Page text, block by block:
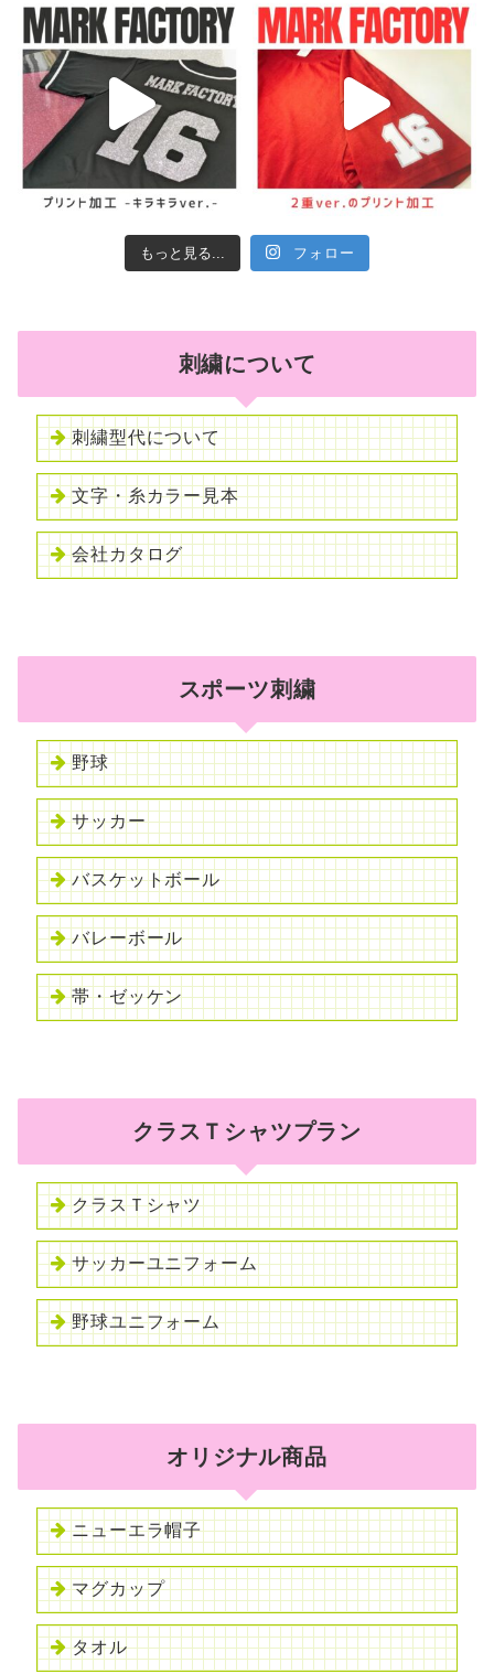
もっと見る... フォロー
刺繍について
刺繍型代について
文字・糸カラー見本
会社カタログ
スポーツ刺繍
野球
サッカー
バスケットボール
バレーボール
帯・ゼッケン
クラスＴシャツプラン
クラスＴシャツ
サッカーユニフォーム
野球ユニフォーム
オリジナル商品
ニューエラ帽子
マグカップ
タオル